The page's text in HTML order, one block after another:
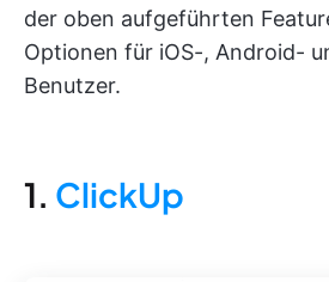
der oben aufgeführten
Optionen für iOS-, Android-
Benutzer.
1. ClickUp